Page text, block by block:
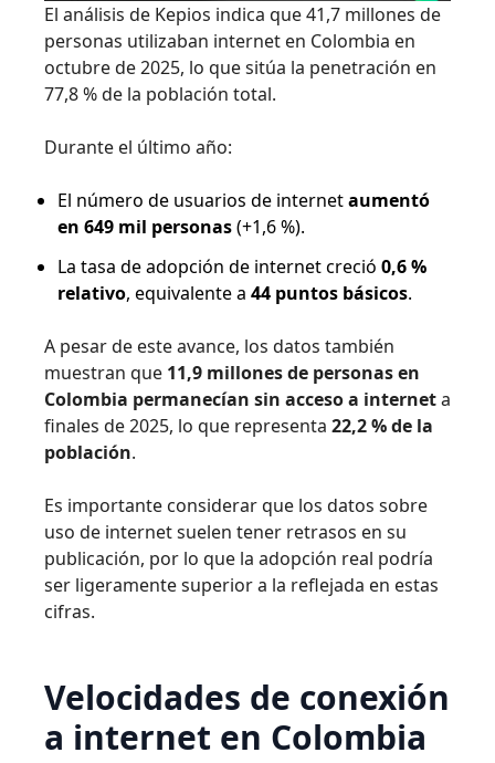
El análisis de Kepios indica que 41,7 millones de
personas utilizaban internet en Colombia en
octubre de 2025, lo que sitúa la penetración en
77,8 % de la población total.
Durante el último año:
El número de usuarios de internetaumentó
en 649 mil personas(+1,6 %).
La tasa de adopción de internet creció 0,6 %
relativo, equivalente a 44 puntos básicos.
A pesar de este avance, los datos también
muestran que 11,9 millones de personas en
Colombia permanecían sin acceso a interneta
finales de 2025, lo que representa 22,2 % de la
población.
Es importante considerar que los datos sobre
uso de internet suelen tener retrasos en su
publicación, por lo que la adopción real podría
ser ligeramente superior a la reflejada en estas
cifras.
Velocidades de conexión
a internet en Colombia